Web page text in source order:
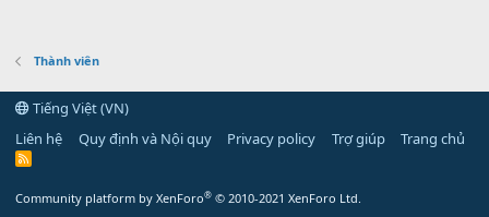
Thành viên
Tiếng Việt (VN)
Liên hệ
Quy định và Nội quy Privacy policy Trợ giúp Trang chủ
R
Community platform by XenForo® © 2010-2021 XenForo Ltd.